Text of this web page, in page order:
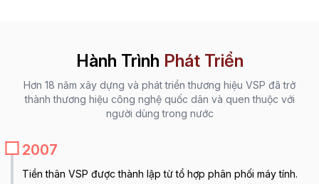
Hành Trình Phát Triển
Hơn 18 năm xây dựng và phát triển thương hiệu VSP đã trở
thành thương hiệu công nghệ quốc dân và quen thuộc với
người dùng trong nước
2007
Tiền thân VSP được thành lập từ tổ hợp phân phối máy tính.